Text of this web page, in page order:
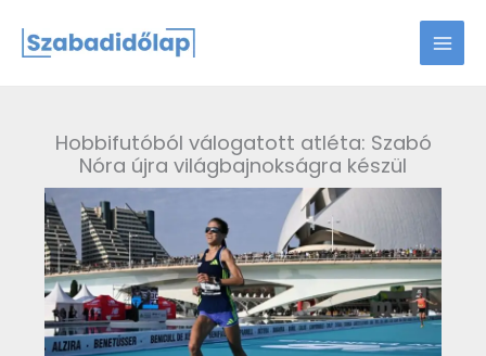
content
Hobbifutóból válogatott atléta: Szabó
Nóra újra világbajnokságra készül